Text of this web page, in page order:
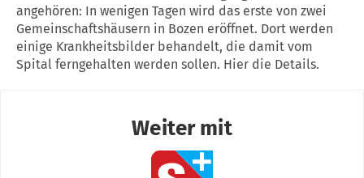
angehören: In wenigen Tagen wird das erste von zwei
Gemeinschaftshäusern in Bozen eröffnet. Dort werden
einige Krankheitsbilder behandelt, die damit vom
Spital ferngehalten werden sollen. Hier die Details.